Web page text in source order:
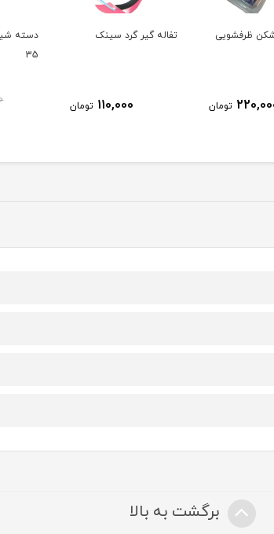
ظرفشویی
تومان
تفاله گیر گرد سینک
110,000 تومان
دسته
35
برگشت به بالا